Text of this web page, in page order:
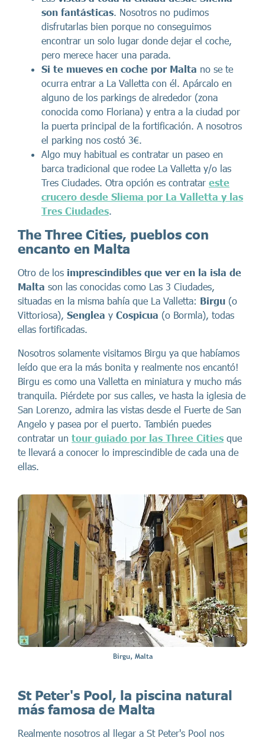
son fantásticas. Nosotros no pudimos
disfrutarlas bien porque no conseguimos
encontrar un solo lugar donde dejar el coche,
pero merece hacer una parada.
Si te mueves en coche por Malta no se te
ocurra entrar a La Valletta con él. Apárcalo en
alguno de los parkings de alrededor (zona
conocida como Floriana) y entra a la ciudad por
la puerta principal de la fortificación. A nosotros
el parking nos costó 3€.
Algo muy habitual es contratar un paseo en
barca tradicional que rodee La Valletta y/o las
Tres Ciudades. Otra opción es contratar este
crucero desde Sliema por La Valletta y las
Tres Ciudades.
The Three Cities, pueblos con
encanto en Malta
Otro de los imprescindibles que ver en la isla de
Malta son las conocidas como Las 3 Ciudades,
situadas en la misma bahía que La Valletta: Birgu (o
Vittoriosa), Senglea y Cospicua (o Bormla), todas
ellas fortificadas.
Nosotros solamente visitamos Birgu ya que habíamos
leído que era la más bonita y realmente nos encantó!
Birgu es como una Valletta en miniatura y mucho más
tranquila. Piérdete por sus calles, ve hasta la iglesia de
San Lorenzo, admira las vistas desde el Fuerte de San
Angelo y pasea por el puerto. También puedes
contratar un tour guiado por las Three Cities que
te llevará a conocer lo imprescindible de cada una de
ellas.
Birgu, Malta
St Peter's Pool, la piscina natural
más famosa de Malta
Realmente nosotros al llegar a St Peter's Pool nos